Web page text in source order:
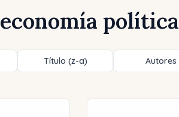
economía política
Título (z-a) Autores